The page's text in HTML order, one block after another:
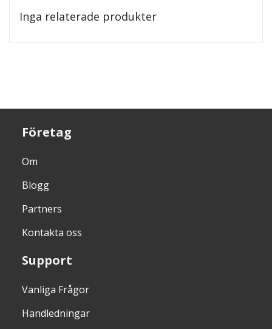
Inga relaterade produkter
Företag
Om
Blogg
Partners
Kontakta oss
Support
Vanliga Frågor
Handledningar